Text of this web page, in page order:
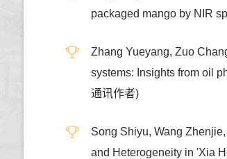
packaged mango by NIR
Zhang Yueyang, Zuo
systems: Insights from oil
通讯作者)
Song Shiyu, Wang
and Heterogeneity in 'Xia